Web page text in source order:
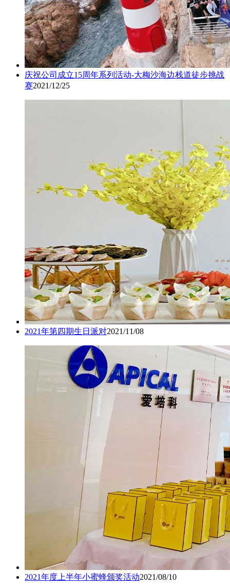
庆祝公司成立15周年系列活动-大梅沙海边栈道徒步挑战
赛2021/12/25
2021年第四期生日派对2021/11/08
2021年度上半年小蜜蜂颁奖活动2021/08/10